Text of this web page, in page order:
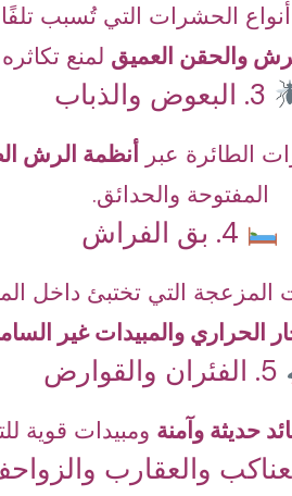
الحشرات التي تُسبب تلفًا
والحقن العميق لمنع
الطائرة عبر أنظمة الرش
المفتوحة والحدائق.
المزعجة التي تختبئ داخل
الحراري والمبيدات غير
حديثة وآمنة ومبيدات قوية